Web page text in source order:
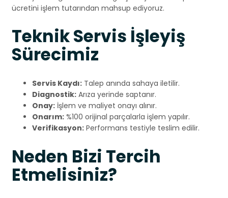
ücretini işlem tutarından mahsup ediyoruz.
Teknik Servis İşleyiş
Sürecimiz
Servis Kaydı: Talep anında sahaya iletilir.
Diagnostik: Arıza yerinde saptanır.
Onay: İşlem ve maliyet onayı alınır.
Onarım: %100 orijinal parçalarla işlem yapılır.
Verifikasyon: Performans testiyle teslim edilir.
Neden Bizi Tercih
Etmelisiniz?